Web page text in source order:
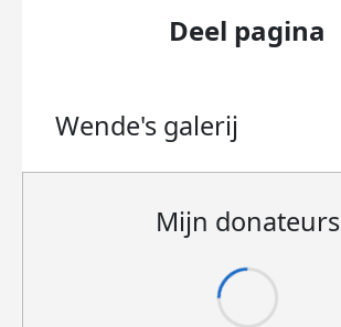
Deel pagina
Wende's galerij
Mijn donateurs